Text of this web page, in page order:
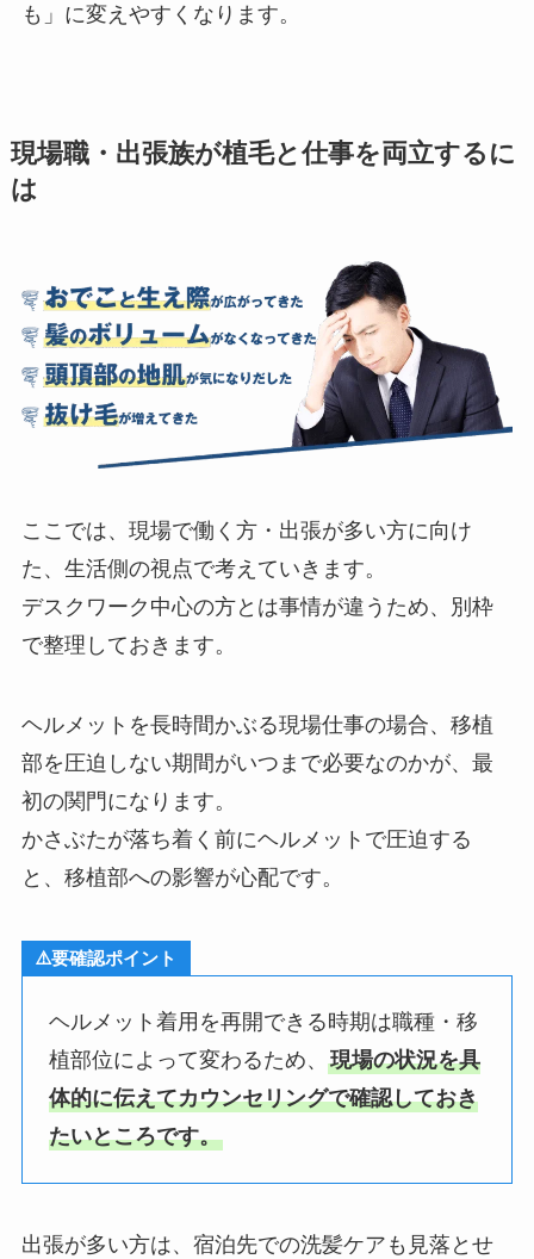
も」に変えやすくなります。
現場職・出張族が植毛と仕事を両立するに
は
ここでは、現場で働く方・出張が多い方に向け
た、生活側の視点で考えていきます。
デスクワーク中心の方とは事情が違うため、別枠
で整理しておきます。
ヘルメットを長時間かぶる現場仕事の場合、移植
部を圧迫しない期間がいつまで必要なのかが、最
初の関門になります。
かさぶたが落ち着く前にヘルメットで圧迫する
と、移植部への影響が心配です。
⚠️要確認ポイント
ヘルメット着用を再開できる時期は職種・移
植部位によって変わるため、現場の状況を具
体的に伝えてカウンセリングで確認しておき
たいところです。
出張が多い方は、宿泊先での洗髪ケアも見落とせ